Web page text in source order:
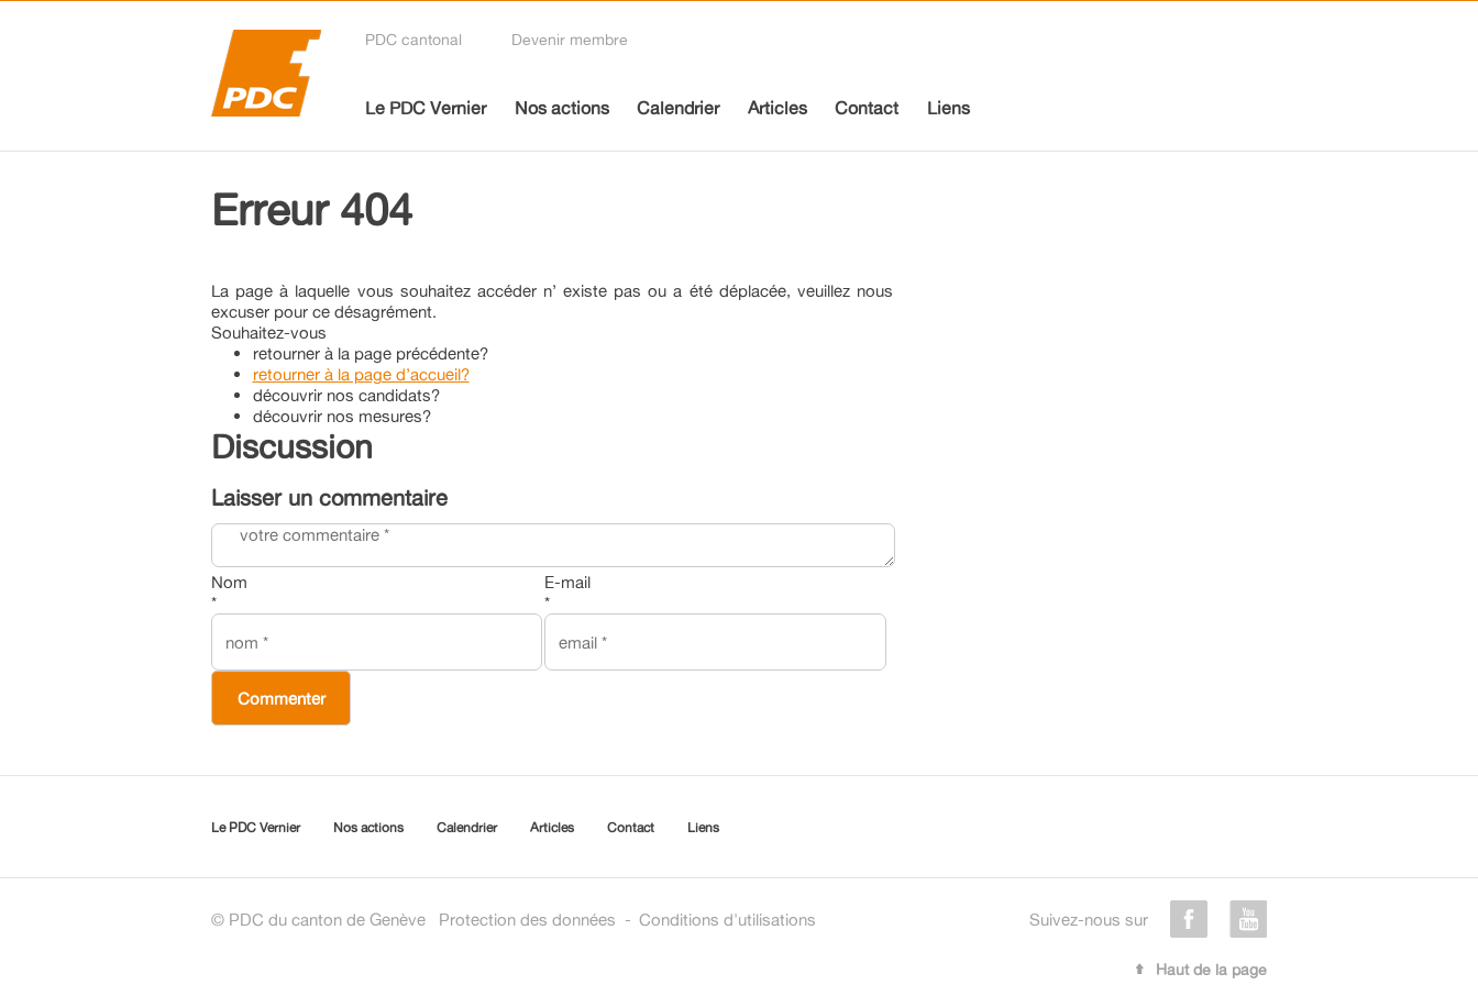
PDC cantonal Devenir membre
Le PDC Vernier Nos actions Calendrier Articles Contact Liens
Erreur 404
La page à laquelle vous souhaitez accéder n’ existe pas ou a été déplacée, veuillez nous
excuser pour ce désagrément.
Souhaitez-vous
retourner à la page précédente?
retourner à la page d’accueil?
découvrir nos candidats?
découvrir nos mesures?
Discussion
Laisser un commentaire
Nom
*
E-mail
*
Le PDC Vernier Nos actions Calendrier Articles Contact Liens
Suivez-nous sur
© PDC du canton de Genève Protection des données - Conditions d'utilisations
Haut de la page